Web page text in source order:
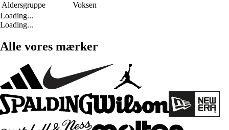
Aldersgruppe
Voksen
Loading...
Loading...
Alle vores mærker